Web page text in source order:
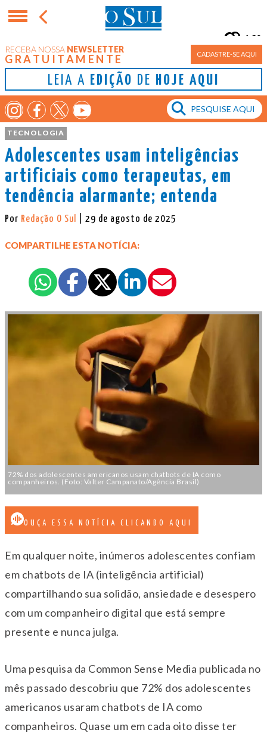
RECEBA NOSSA NEWSLETTER
GRATUITAMENTE CADASTRE-SE AQUI
LEIA A EDIÇÃO DE HOJE AQUI
Porto Alegre
16°
TECNOLOGIA
Adolescentes usam inteligências
artificiais como terapeutas, em
tendência alarmante; entenda
Por Redação O Sul | 29 de agosto de 2025
COMPARTILHE ESTA NOTÍCIA:
72% dos adolescentes americanos usam chatbots de IA como
companheiros. (Foto: Valter Campanato/Agência Brasil)
OUÇA ESSA NOTÍCIA CLICANDO AQUI
Em qualquer noite, inúmeros adolescentes confiam
em chatbots de IA (inteligência artificial)
compartilhando sua solidão, ansiedade e desespero
com um companheiro digital que está sempre
presente e nunca julga.
Uma pesquisa da Common Sense Media publicada no
mês passado descobriu que 72% dos adolescentes
americanos usaram chatbots de IA como
companheiros. Quase um em cada oito disse ter